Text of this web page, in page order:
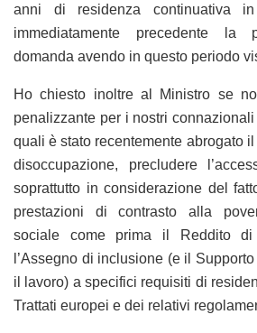
anni di residenza continuativa
immediatamente precedente la
domanda avendo in questo periodo
Ho chiesto inoltre al Ministro se
penalizzante per i nostri
quali è stato recentemente abrogato
disoccupazione, precludere
soprattutto in considerazione del
prestazioni di contrasto alla
sociale come prima il Reddito
l’Assegno di inclusione (e il
il lavoro) a specifici requisiti di
Trattati europei e dei relativi